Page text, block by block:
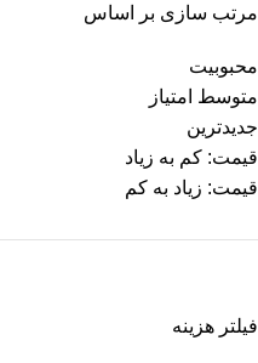
مرتب سازی بر اساس
محبوبیت
متوسط امتیاز
جدیدترین
قیمت: کم به زیاد
قیمت: زیاد به کم
فیلتر هزینه